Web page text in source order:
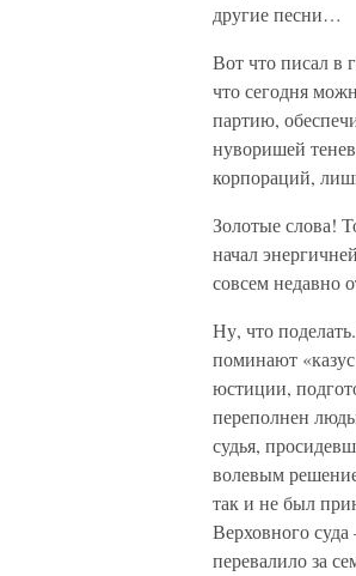
другие песни…
Вот что писал в
что сегодня
партию,
нуворишей
корпораций,
Золотые слова!
начал
совсем недавно
Ну, что
поминают
юстиции,
переполнен
судья,
волевым
так и не был
Верховного
перевалило за